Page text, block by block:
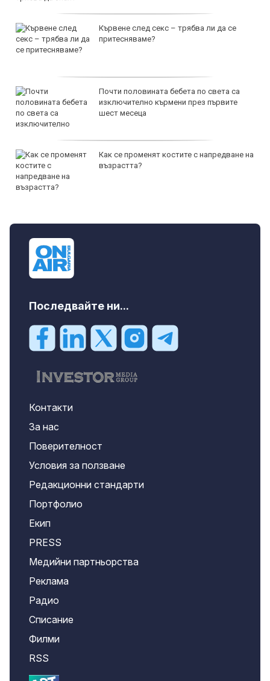
Кървене след секс – трябва ли да се
притесняваме?
Почти половината бебета по света са
изключително кърмени през първите
шест месеца
Как се променят костите с напредване на
възрастта?
Последвайте ни...
Контакти
За нас
Поверителност
Условия за ползване
Редакционни стандарти
Портфолио
Екип
PRESS
Медийни партньорства
Реклама
Радио
Списание
Филми
RSS